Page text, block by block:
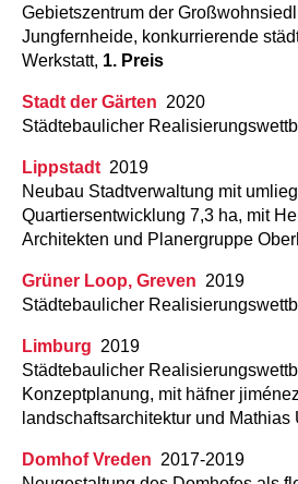
Gebietszentrum der
Jungfernheide, konkurrierende
Werkstatt, 1. Preis
Stadt der Gärten 2020
Städtebaulicher
Lippstadt 2019
Neubau Stadtverwaltung mit
Quartiersentwicklung 7,3 ha, mit
Architekten und Planergruppe
Grüner Loop, Greven 2019
Städtebaulicher
Limburg 2019
Städtebaulicher
Konzeptplanung, mit häfner
landschaftsarchitektur und Mathias
Domhof Vreden 2017-2019